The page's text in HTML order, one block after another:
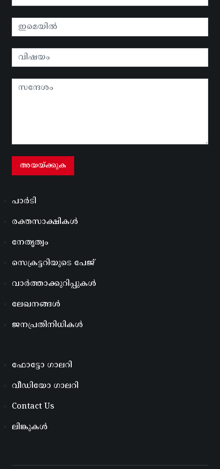
പാർടി
രക്തസാക്ഷികൾ
നേതൃത്വം
സെക്രട്ടറിയുടെ പേജ്
വാർത്താക്കുറിപ്പുകൾ
ലേഖനങ്ങൾ
ജനപ്രതിനിധികൾ
ഫോട്ടോ ഗാലറി
വീഡിയോ ഗാലറി
Contact Us
ലിങ്കുകൾ